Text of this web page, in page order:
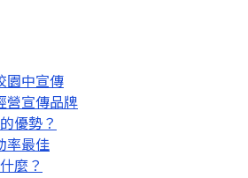
園中宣傳
營宣傳品牌
優勢？
率最佳
麼？